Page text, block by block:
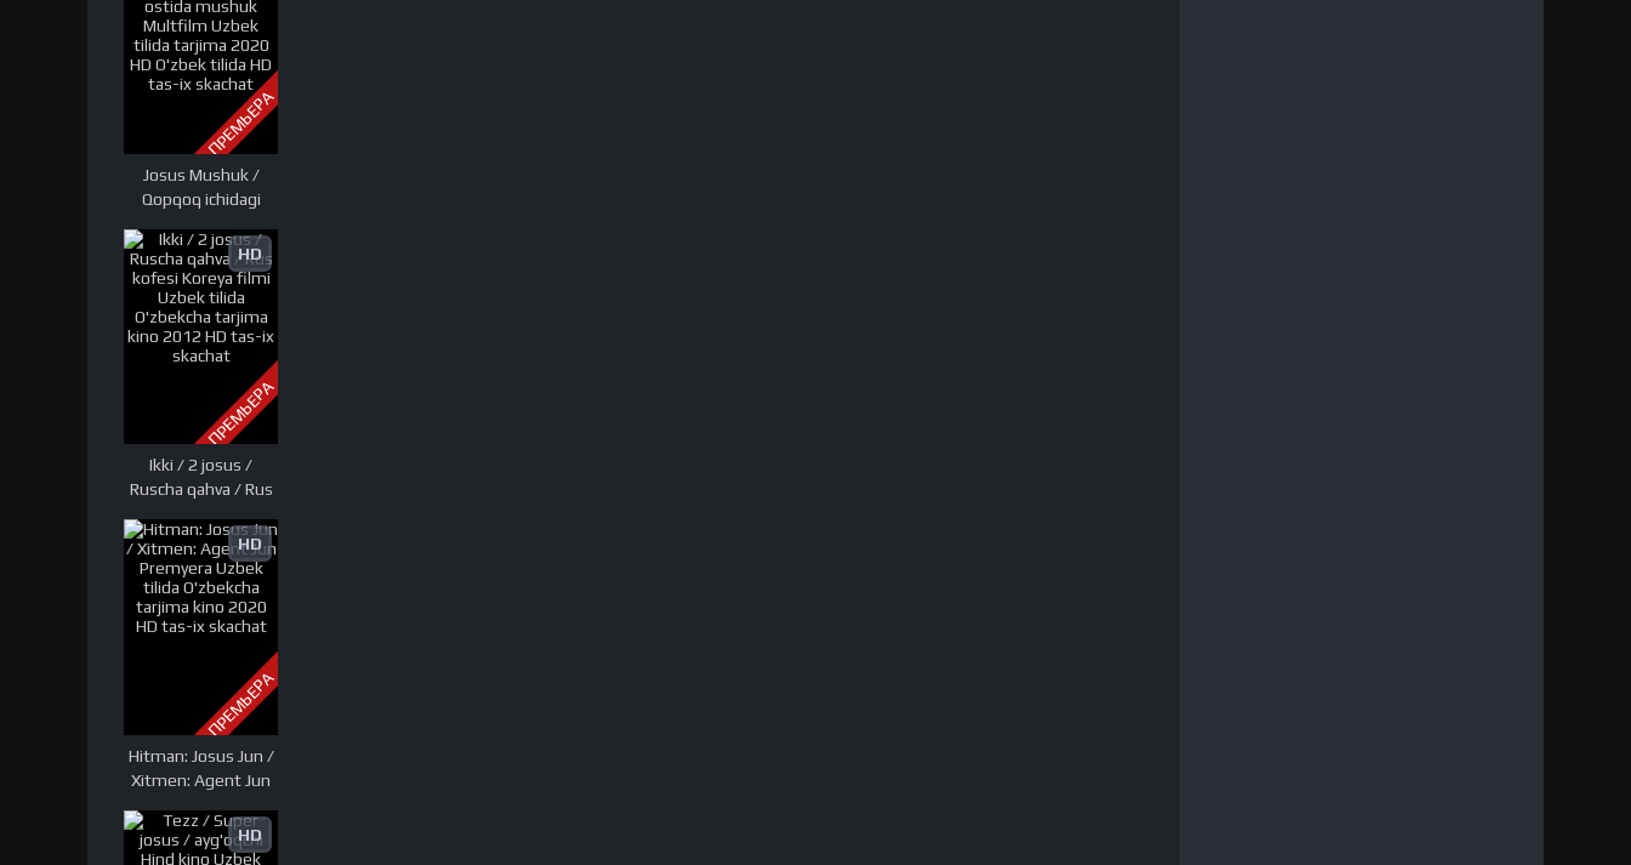
kino HD tas-ix
skachat
ПРЕМЬЕРА
Josus Mushuk /
Qopqoq ichidagi
ostida mushuk
Multfilm Uzbek
tilida tarjima 2020
HD O'zbek tilida HD
tas-ix skachat
HD
ПРЕМЬЕРА
Ikki / 2 josus /
Ruscha qahva / Rus
Uzbek tilida
O'zbekcha tarjima
kino 2012 HD tas-ix
skachat
HD
ПРЕМЬЕРА
Hitman: Josus Jun /
Xitmen: Agent Jun
tilida O'zbekcha
tarjima kino 2020
HD